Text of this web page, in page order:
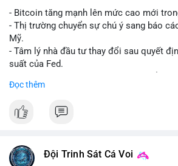
- Bitcoin tăng mạnh lên mức cao mới
- Thị trường chuyển sự chú ý sang báo
Mỹ.
- Tâm lý nhà đầu tư thay đổi sau quyết
suất của Fed.
theo.
#bitcoin #btc #cryptonews
Đọc thêm
Đội Trinh Sát Cá Voi